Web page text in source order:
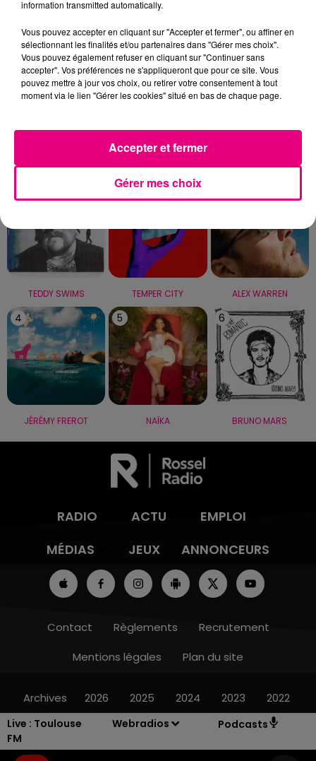
Live : Toulouse
FM
Webradios Podcasts
LE TOP
TEDDY SWIMS
2
TEMPER CITY ALEX WARREN
4
JÉRÉMY FREROT
5
NAÏKA
6
BRUNO MARS
RADIO ACTU
EMPLOI
MÉDIAS
JEUX ANNONCEURS
Contact Règlements
Recrutement
Mentions légales
Plan du site
Archives 2026 2025 2024 2023 2022
information transmitted automatically.
Vous pouvez accepter en cliquant sur "Accepter et fermer", ou affiner en
sélectionnant les finalités et/ou partenaires dans "Gérer mes choix".
Vous pouvez également refuser en cliquant sur "Continuer sans
accepter". Vos préférences ne s'appliqueront que pour ce site. Vous
pouvez mettre à jour vos choix, ou retirer votre consentement à tout
moment via le lien "Gérer les cookies" situé en bas de chaque page.
Gérer mes choix
Accepter et fermer